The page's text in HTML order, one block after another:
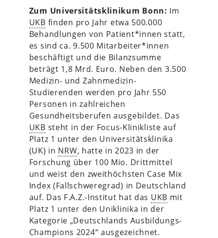
Zum Universitätsklinikum Bonn: Im
UKB finden pro Jahr etwa 500.000
Behandlungen von Patient*innen statt,
es sind ca. 9.500 Mitarbeiter*innen
beschäftigt und die Bilanzsumme
beträgt 1,8 Mrd. Euro. Neben den 3.500
Medizin- und Zahnmedizin-
Studierenden werden pro Jahr 550
Personen in zahlreichen
Gesundheitsberufen ausgebildet. Das
UKB steht in der Focus-Klinikliste auf
Platz 1 unter den Universitätsklinika
(UK) in NRW, hatte in 2023 in der
Forschung über 100 Mio. Drittmittel
und weist den zweithöchsten Case Mix
Index (Fallschweregrad) in Deutschland
auf. Das F.A.Z.-Institut hat das UKB mit
Platz 1 unter den Uniklinika in der
Kategorie „Deutschlands Ausbildungs-
Champions 2024“ ausgezeichnet.